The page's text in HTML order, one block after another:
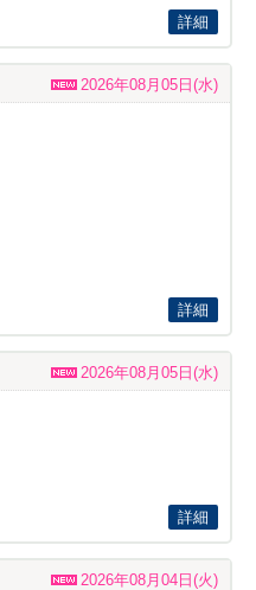
詳細
2026年08月05日(水)
詳細
2026年08月05日(水)
詳細
2026年08月04日(火)